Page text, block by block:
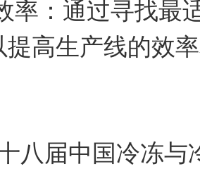
率：通过寻找最
高生产线的效
八届中国冷冻与